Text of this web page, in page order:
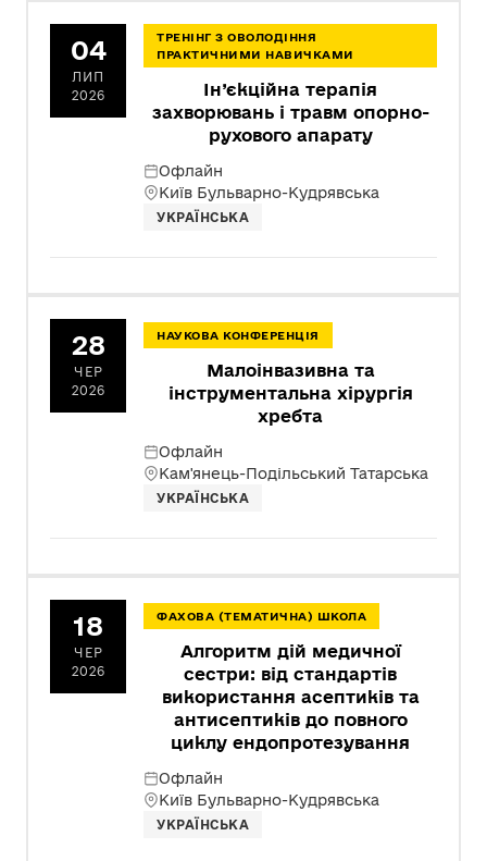
04
ЛИП
2026
ТРЕНІНГ З ОВОЛОДІННЯ
ПРАКТИЧНИМИ НАВИЧКАМИ
Ін’єкційна терапія
захворювань і травм опорно-
рухового апарату
Офлайн
Київ Бульварно-Кудрявська
УКРАЇНСЬКА
28
ЧЕР
2026
НАУКОВА КОНФЕРЕНЦІЯ
Малоінвазивна та
інструментальна хірургія
хребта
Офлайн
Кам'янець-Подільський Татарська
УКРАЇНСЬКА
18
ЧЕР
2026
ФАХОВА (ТЕМАТИЧНА) ШКОЛА
Алгоритм дій медичної
сестри: від стандартів
використання асептиків та
антисептиків до повного
циклу ендопротезування
Офлайн
Київ Бульварно-Кудрявська
УКРАЇНСЬКА